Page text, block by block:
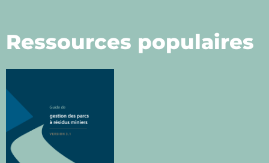
Ressources populaires